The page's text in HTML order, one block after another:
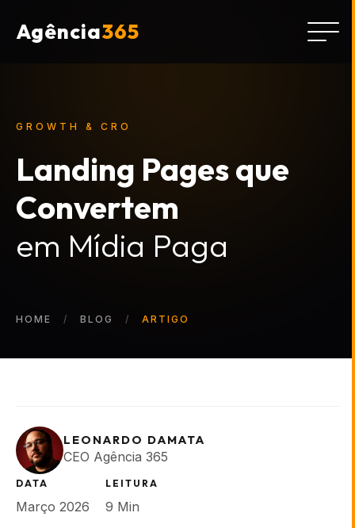
Agência365
GROWTH & CRO
Landing Pages que
Convertem
em Mídia Paga
HOME BLOG ARTIGO
LEONARDO DAMATA
CEO Agência 365
DATA
Março 2026
LEITURA
9 Min